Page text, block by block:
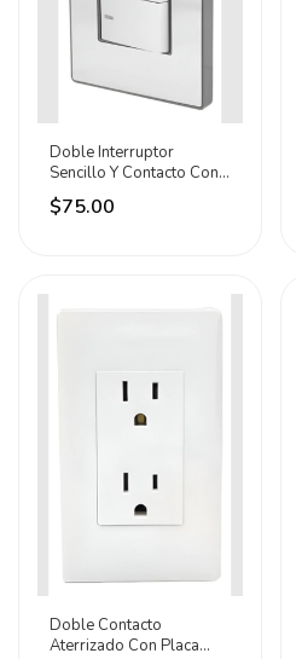
Doble Interruptor
Sencillo Y Contacto Con
Placa Sanelec 10 A
Plateado
$75.00
Doble Contacto
Aterrizado Con Placa